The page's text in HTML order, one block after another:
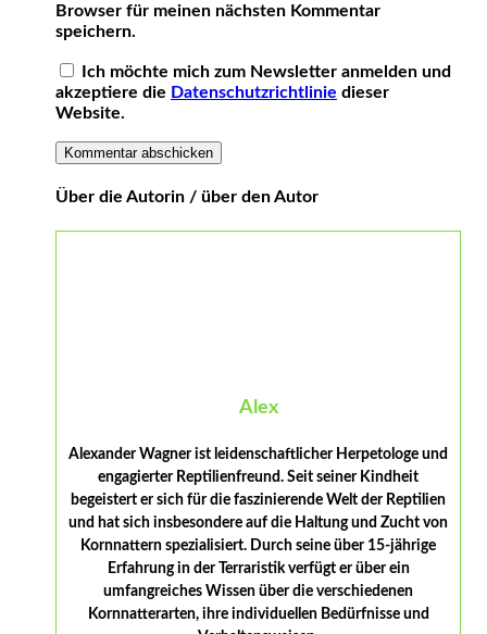
Browser für meinen nächsten Kommentar
speichern.
Ich möchte mich zum Newsletter anmelden und
akzeptiere die Datenschutzrichtlinie dieser
Website.
Über die Autorin / über den Autor
Alex
Alexander Wagner ist leidenschaftlicher Herpetologe und
engagierter Reptilienfreund. Seit seiner Kindheit
begeistert er sich für die faszinierende Welt der Reptilien
und hat sich insbesondere auf die Haltung und Zucht von
Kornnattern spezialisiert. Durch seine über 15-jährige
Erfahrung in der Terraristik verfügt er über ein
umfangreiches Wissen über die verschiedenen
Kornnatterarten, ihre individuellen Bedürfnisse und